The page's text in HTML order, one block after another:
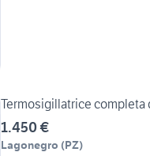
Termosigillatrice completa
1.450 €
Lagonegro (PZ)